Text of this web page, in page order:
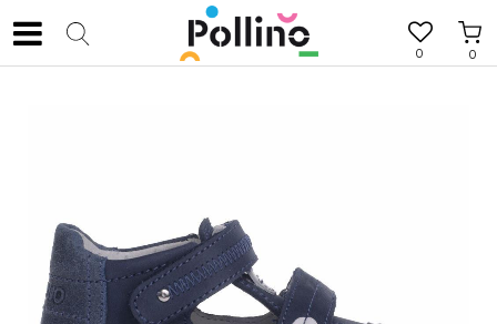
0
0